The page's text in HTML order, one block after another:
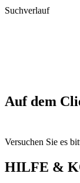
Suchverlauf
Auf dem
Versuchen Sie es
HILFE &